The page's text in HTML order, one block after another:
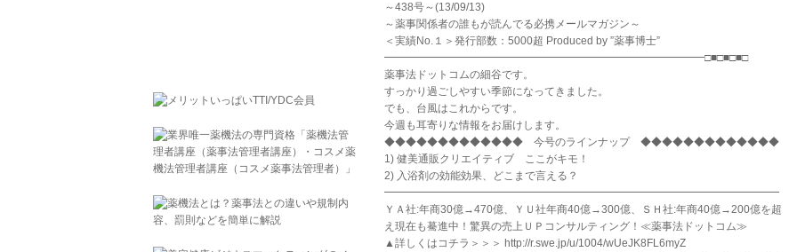
～438号～(13/09/13)
～薬事関係者の誰もが読んでる必携メールマガジン～
＜実績No.１＞発行部数：5000超 Produced by ”薬事博士”
━━━━━━━━━━━━━━━━━━━━━━━━━━━━━━□■□■□■□
薬事法ドットコムの細谷です。
すっかり過ごしやすい季節になってきました。
でも、台風はこれからです。
今週も耳寄りな情報をお届けします。
◆◆◆◆◆◆◆◆◆◆◆◆◆ 今号のラインナップ ◆◆◆◆◆◆◆◆◆◆◆◆◆
1) 健美通販クリエイティブ ここがキモ！
2) 入浴剤の効能効果、どこまで言える？
━━━━━━━━━━━━━━━━━━━━━━━━━━━━━━━━━━━━━
ＹＡ社:年商30億→470億、ＹＵ社年商40億→300億、ＳＨ社:年商40億→200億を超
え現在も驀進中！驚異の売上ＵＰコンサルティング！≪薬事法ドットコム≫
▲詳しくはコチラ＞＞＞ http://r.swe.jp/u/1004/wUeJK8FL6myZ